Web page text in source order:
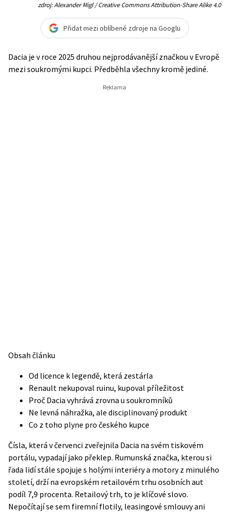
zdroj: Alexander Migl / Creative Commons Attribution-Share Alike 4.0
Přidat mezi oblíbené zdroje na Googlu
Dacia je v roce 2025 druhou nejprodávanější značkou v Evropě
mezi soukromými kupci. Předběhla všechny kromě jediné.
Obsah článku
Od licence k legendě, která zestárla
Renault nekupoval ruinu, kupoval příležitost
Proč Dacia vyhrává zrovna u soukromníků
Ne levná náhražka, ale disciplinovaný produkt
Co z toho plyne pro českého kupce
Čísla, která v červenci zveřejnila Dacia na svém tiskovém
portálu, vypadají jako překlep. Rumunská značka, kterou si
řada lidí stále spojuje s holými interiéry a motory z minulého
století, drží na evropském retailovém trhu osobních aut
podíl 7,9 procenta. Retailový trh, to je klíčové slovo.
Nepočítají se sem firemní flotily, leasingové smlouvy ani